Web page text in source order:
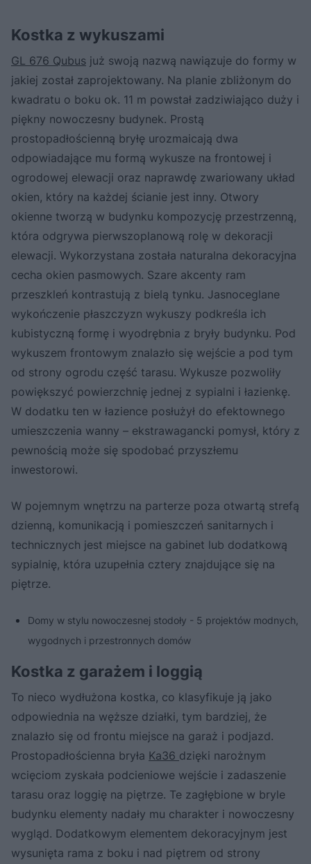
Kostka z wykuszami
GL 676 Qubus już swoją nazwą nawiązuje do formy w
jakiej został zaprojektowany. Na planie zbliżonym do
kwadratu o boku ok. 11 m powstał zadziwiająco duży i
piękny nowoczesny budynek. Prostą
prostopadłościenną bryłę urozmaicają dwa
odpowiadające mu formą wykusze na frontowej i
ogrodowej elewacji oraz naprawdę zwariowany układ
okien, który na każdej ścianie jest inny. Otwory
okienne tworzą w budynku kompozycję przestrzenną,
która odgrywa pierwszoplanową rolę w dekoracji
elewacji. Wykorzystana została naturalna dekoracyjna
cecha okien pasmowych. Szare akcenty ram
przeszkleń kontrastują z bielą tynku. Jasnoceglane
wykończenie płaszczyzn wykuszy podkreśla ich
kubistyczną formę i wyodrębnia z bryły budynku. Pod
wykuszem frontowym znalazło się wejście a pod tym
od strony ogrodu część tarasu. Wykusze pozwoliły
powiększyć powierzchnię jednej z sypialni i łazienkę.
W dodatku ten w łazience posłużył do efektownego
umieszczenia wanny – ekstrawagancki pomysł, który z
pewnością może się spodobać przyszłemu
inwestorowi.
W pojemnym wnętrzu na parterze poza otwartą strefą
dzienną, komunikacją i pomieszczeń sanitarnych i
technicznych jest miejsce na gabinet lub dodatkową
sypialnię, która uzupełnia cztery znajdujące się na
piętrze.
Domy w stylu nowoczesnej stodoły - 5 projektów modnych,
wygodnych i przestronnych domów
Kostka z garażem i loggią
To nieco wydłużona kostka, co klasyfikuje ją jako
odpowiednia na węższe działki, tym bardziej, że
znalazło się od frontu miejsce na garaż i podjazd.
Prostopadłościenna bryła Ka36 dzięki narożnym
wcięciom zyskała podcieniowe wejście i zadaszenie
tarasu oraz loggię na piętrze. Te zagłębione w bryle
budynku elementy nadały mu charakter i nowoczesny
wygląd. Dodatkowym elementem dekoracyjnym jest
wysunięta rama z boku i nad piętrem od strony